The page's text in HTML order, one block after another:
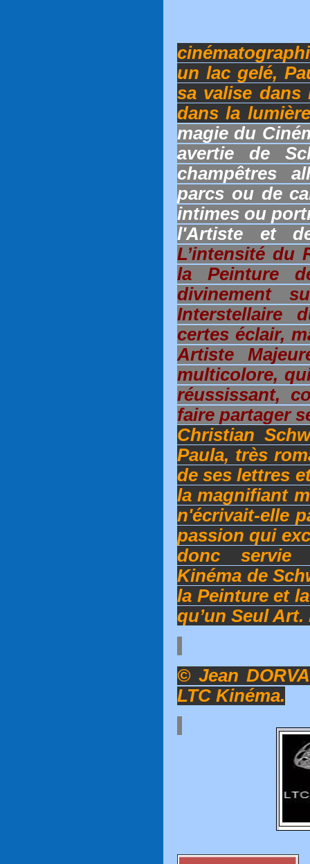
un lac gelé,
sa valise dans
dans la
magie du
avertie de
champêtres
parcs ou de
intimes ou
l'Artiste et
L’intensité du
la Peinture
divinement
Interstellaire
certes éclair,
Artiste
multicolore,
réussissant,
faire partager
Christian
Paula, très
de ses lettres
la magnifiant
n'écrivait-elle
passion qui
donc servie
Kinéma de
la Peinture et
qu’un Seul
© Jean
LTC Kinéma.